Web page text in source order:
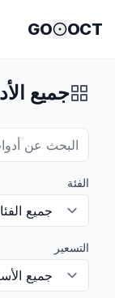
OCT
GO
جميع
الفئة
التسعير